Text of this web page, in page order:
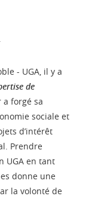
- UGA, il y a
de
a forgé sa
sociale et
d’intérêt
Prendre
UGA en tant
donne une
la volonté de